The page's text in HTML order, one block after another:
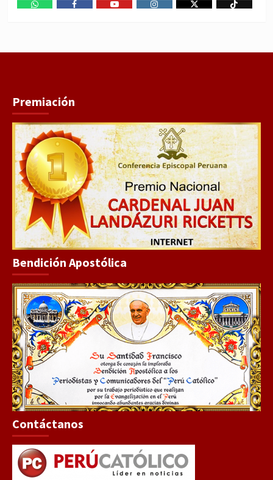
Premiación
Bendición Apostólica
Contáctanos